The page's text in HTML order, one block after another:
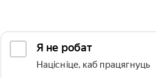
Я не робат
Націсніце, каб працягнуць